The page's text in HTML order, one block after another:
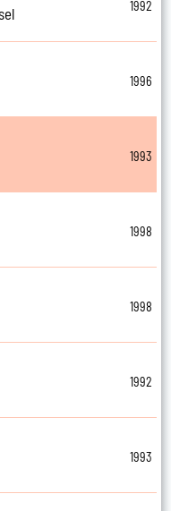
1992
1996
1993
1998
1998
1992
1993